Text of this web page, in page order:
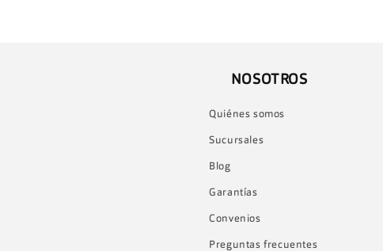
NOSOTROS
Quiénes somos
Sucursales
Blog
Garantías
Convenios
Preguntas frecuentes